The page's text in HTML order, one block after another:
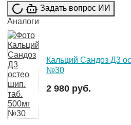
Задать вопрос ИИ
Аналоги
Кальций Сандоз Д3
№30
2 980 руб.